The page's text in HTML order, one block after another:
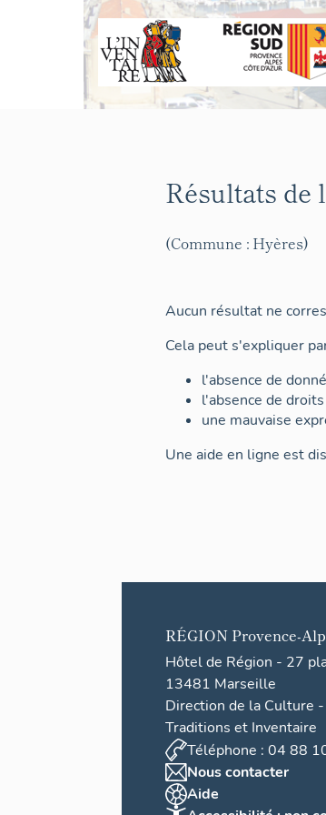
Résultats de
(Commune : Hyères)
Aucun résultat ne
Cela peut s'expliquer
l'absence de
l'absence de
une mauvaise
Une aide en ligne est
RÉGION Provence-
Hôtel de Région - 27
13481 Marseille
Direction de la Culture
Traditions et Inventaire
Téléphone : 04 88
Nous contacter
Aide